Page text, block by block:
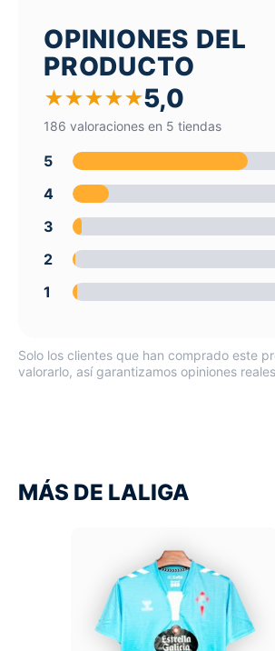
OPINIONES DEL
PRODUCTO
★★★★★5,0
186 valoraciones en 5 tiendas
5
4
3
2
1
Solo los clientes que han comprado este
valorarlo, así garantizamos opiniones
MÁS DE LALIGA